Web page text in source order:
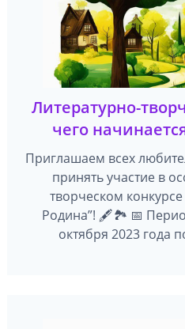
Литературно-
чего
Приглашаем всех
принять участие в
творческом
Родина”! 🖋🏞 📅
октября 2023 года